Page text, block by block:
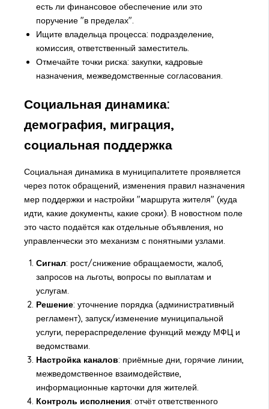
есть ли финансовое обеспечение или это
поручение "в пределах".
Ищите владельца процесса: подразделение,
комиссия, ответственный заместитель.
Отмечайте точки риска: закупки, кадровые
назначения, межведомственные согласования.
Социальная динамика:
демография, миграция,
социальная поддержка
Социальная динамика в муниципалитете проявляется
через поток обращений, изменения правил назначения
мер поддержки и настройки "маршрута жителя" (куда
идти, какие документы, какие сроки). В новостном поле
это часто подаётся как отдельные объявления, но
управленчески это механизм с понятными узлами.
Сигнал: рост/снижение обращаемости, жалоб,
запросов на льготы, вопросы по выплатам и
услугам.
Решение: уточнение порядка (административный
регламент), запуск/изменение муниципальной
услуги, перераспределение функций между МФЦ и
ведомствами.
Настройка каналов: приёмные дни, горячие линии,
межведомственное взаимодействие,
информационные карточки для жителей.
Контроль исполнения: отчёт ответственного